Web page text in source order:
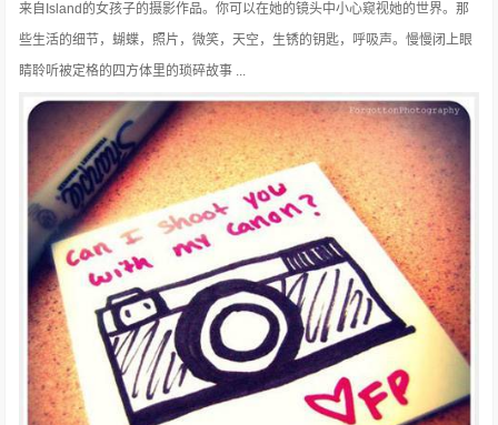
来自Island的女孩子的摄影作品。你可以在她的镜头中小心窥视她的世界。那
些生活的细节，蝴蝶，照片，微笑，天空，生锈的钥匙，呼吸声。慢慢闭上眼
睛聆听被定格的四方体里的琐碎故事 ...